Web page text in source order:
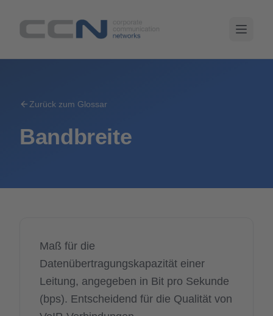
Zurück zum Glossar
Bandbreite
Maß für die
Datenübertragungskapazität einer
Leitung, angegeben in Bit pro Sekunde
(bps). Entscheidend für die Qualität von